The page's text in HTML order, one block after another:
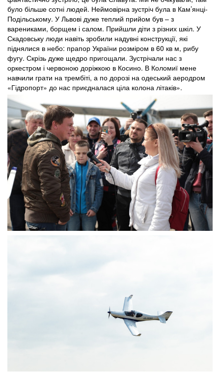
було більше сотні людей. Неймовірна зустріч була в Кам’янці-
Подільському. У Львові дуже теплий прийом був – з
варениками, борщем і салом. Прийшли діти з різних шкіл. У
Скадовську люди навіть зробили надувні конструкції, які
піднялися в небо: прапор України розміром в 60 кв м, рибу
фугу. Скрізь дуже щедро пригощали. Зустрічали нас з
оркестром і червоною доріжкою в Косино. В Коломиї мене
навчили грати на трембіті, а по дорозі на одеський аеродром
«Гідропорт» до нас приєдналася ціла колона літаків».